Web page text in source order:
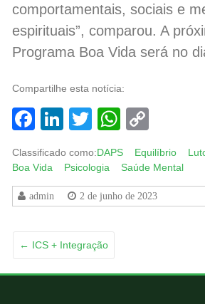
comportamentais, sociais e
espirituais”, comparou. A
Programa Boa Vida será no
Compartilhe esta notícia:
Facebook
LinkedIn
Twitter
Classificado como:DAPS Equilíbrio
Boa Vida
Psicologia Saúde Mental
admin 2 de junho de 2023
← ICS + Integração